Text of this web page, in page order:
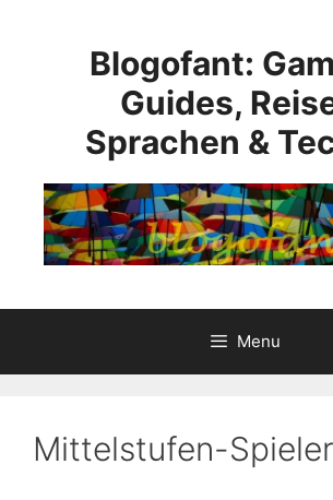
Blogofant:
Guides,
Sprachen &
Menu
Mittelstufen-Spieler